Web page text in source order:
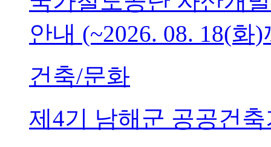
안내 (~2026. 08. 18(화
건축/문화
제4기 남해군 공공건